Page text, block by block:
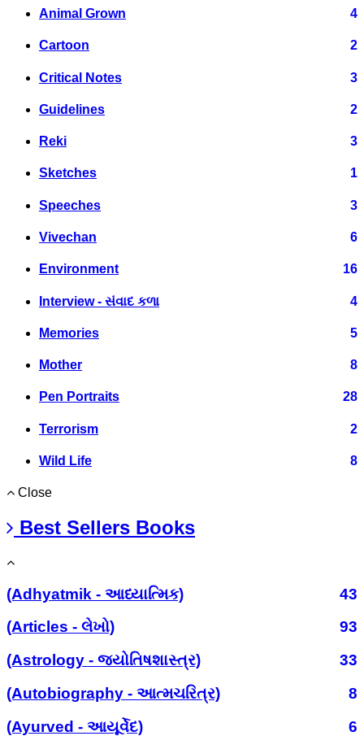
Animal Grown 4
Cartoon 2
Critical Notes 3
Guidelines 2
Reki 3
Sketches 1
Speeches 3
Vivechan 6
Environment 16
Interview - સંવાદ કળા 4
Memories 5
Mother 8
Pen Portraits 28
Terrorism 2
Wild Life 8
Close
Best Sellers Books
(Adhyatmik - આધ્યાત્મિક)
43
(Articles - લેખો)
93
(Astrology - જ્યોતિષશાસ્ત્ર)
33
(Autobiography - આત્મચરિત્ર)
8
(Ayurved - આયૂર્વેદ)
6